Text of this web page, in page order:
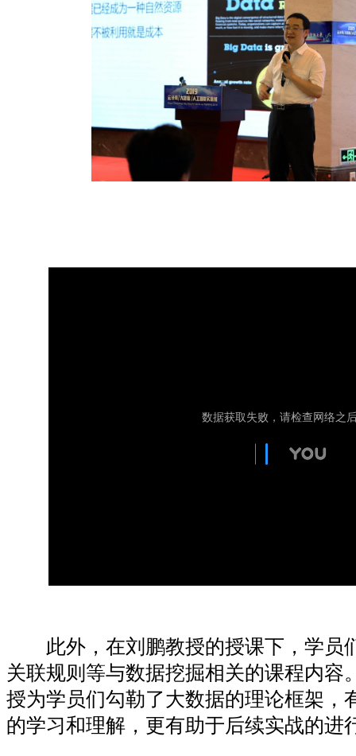
此外，在刘鹏教授的授课下，学员
关联规则等与数据挖掘相关的课程内容
授为学员们勾勒了大数据的理论框架，
的学习和理解，更有助于后续实战的进